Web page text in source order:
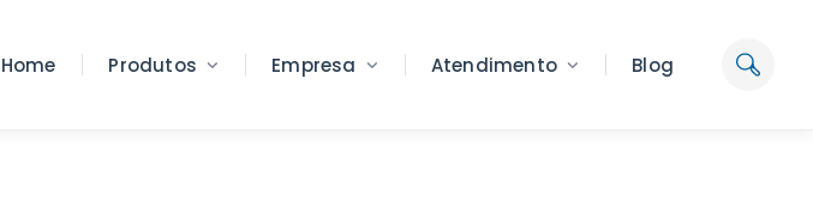
Home Produtos Empresa Atendimento Blog